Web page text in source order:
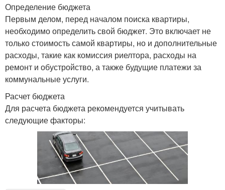
Определение бюджета
Первым делом, перед началом поиска квартиры,
необходимо определить свой бюджет. Это включает не
только стоимость самой квартиры, но и дополнительные
расходы, такие как комиссия риелтора, расходы на
ремонт и обустройство, а также будущие платежи за
коммунальные услуги.
Расчет бюджета
Для расчета бюджета рекомендуется учитывать
следующие факторы: